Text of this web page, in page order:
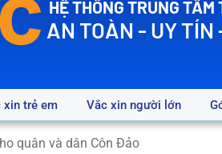
HỆ THỐNG TRUNG
AN TOÀN - UY TÍN
xin trẻ em Vắc xin người lớn
quân và dân Côn Đảo